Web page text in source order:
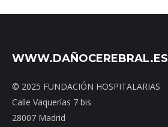
WWW.DAÑOCEREBRAL.ES
© 2025 FUNDACIÓN HOSPITALARIAS
Calle Vaquerías 7 bis
28007 Madrid